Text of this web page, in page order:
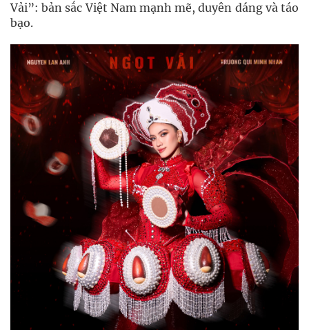
Vải”: bản sắc Việt Nam mạnh mẽ, duyên dáng và táo
bạo.